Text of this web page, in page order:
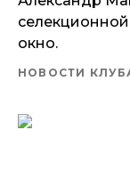
окно.
НОВОСТИ